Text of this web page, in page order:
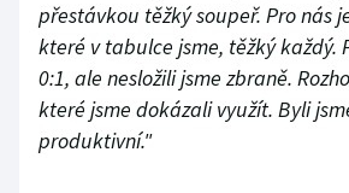
přestávkou těžký soupeř. Pro nás
které v tabulce jsme, těžký každý.
0:1, ale nesložili jsme zbraně.
které jsme dokázali využít. Byli
produktivní."